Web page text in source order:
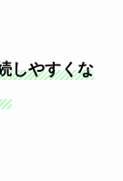
しやすくな